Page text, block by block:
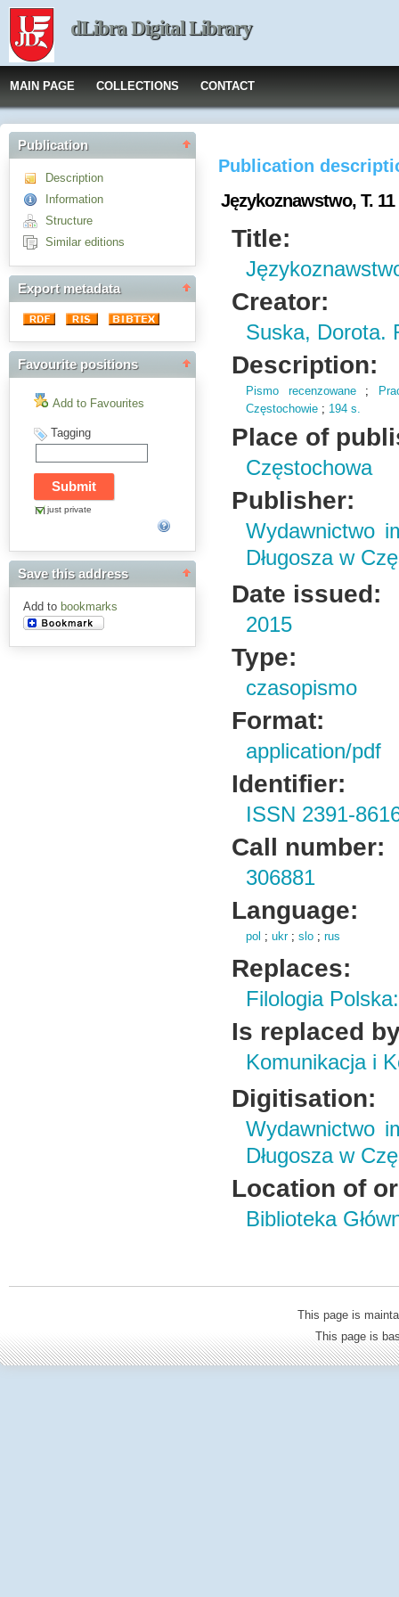
dLibra Digital Library
MAIN PAGE COLLECTIONS CONTACT
Publication
Description
Information
Structure
Similar editions
Export metadata
Favourite positions
Add to Favourites
Tagging
just private
Save this address
Add to bookmarks
Publication
Językoznawstwo, T. 11
Title:
Creator:
Suska, Dorota.
Description:
Pismo recenzowane;
Częstochowie ; 194 s.
Place of
Częstochowa
Publisher:
Wydawnictwo
Długosza w
Date issued:
2015
Type:
czasopismo
Format:
application/pdf
Identifier:
ISSN 2391-
Call number:
306881
Language:
pol ;ukr;slo ;rus
Replaces:
Filologia
Is replaced
Komunikacja i
Digitisation:
Wydawnictwo
Długosza w
Location of
Biblioteka
This page is
This page is